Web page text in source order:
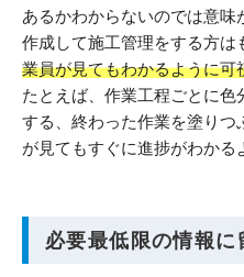
あるかわからないのでは意味
作成して施工管理をする方は
業員が見てもわかるように可
たとえば、作業工程ごとに
する、終わった作業を塗り
が見てもすぐに進捗がわかる
必要最低限の情報に